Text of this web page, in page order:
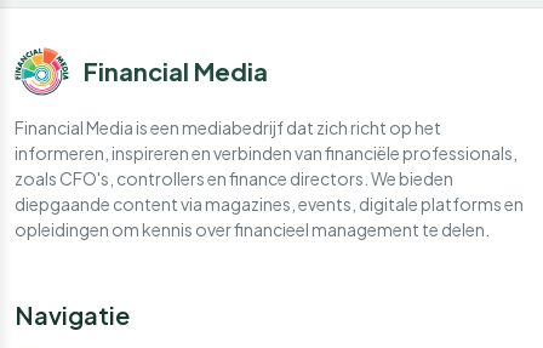
Financial Media
Financial Media is een mediabedrijf dat zich richt op het
informeren, inspireren en verbinden van financiële professionals,
zoals CFO's, controllers en finance directors. We bieden
diepgaande content via magazines, events, digitale platforms en
opleidingen om kennis over financieel management te delen.
Navigatie